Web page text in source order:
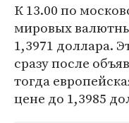
К 13.00 по
мировых
1,3971 доллара.
сразу после
тогда
цене до 1,3985